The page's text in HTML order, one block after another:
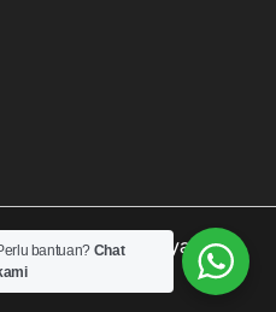
cipta data kekayaan
bantuan? Chat